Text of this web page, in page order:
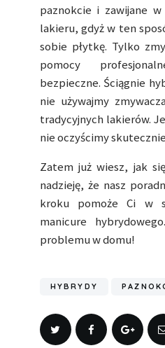
paznokcie i zawijane
lakieru, gdyż w ten
sobie płytkę. Tylko
pomocy
bezpieczne. Ściągnie
nie używajmy
tradycyjnych lakierów.
nie oczyścimy
Zatem już wiesz, jak
nadzieję, że nasz
kroku pomoże Ci w
manicure
problemu w domu!
HYBRYDY